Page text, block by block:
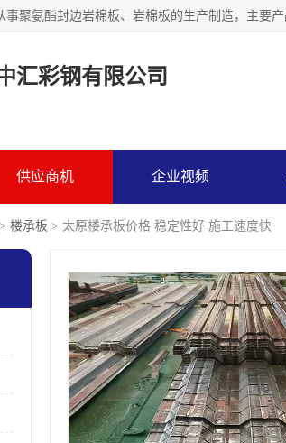
汇彩钢有限公司
供应商机 企业视频
> 楼承板 > 太原楼承板价格 稳定性好 施工速度快